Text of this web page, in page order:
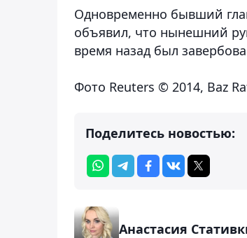
Одновременно бывший
объявил, что нынешний
время назад был
Фото Reuters © 2014, Baz
Поделитесь новостью:
Анастасия